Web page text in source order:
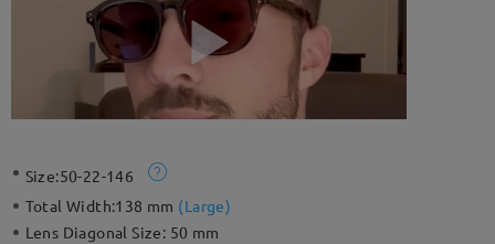
Size:50-22-146
Total Width:138 mm (Large)
Lens Diagonal Size: 50 mm